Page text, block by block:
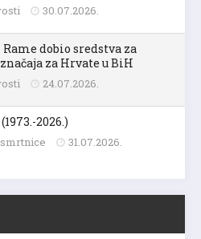
30.07.2026.
dobio sredstva za
za Hrvate u BiH
24.07.2026.
2026.)
31.07.2026.